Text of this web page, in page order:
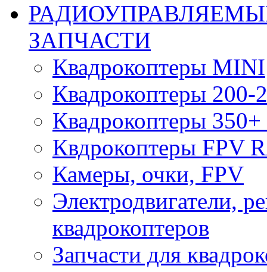
ЗАПЧАСТИ
Квадрокоптеры MINI
Квадрокоптеры 200-
Квадрокоптеры 350+
Квдрокоптеры FPV
Камеры, очки, FPV
Электродвигатели,
квадрокоптеров
Запчасти для